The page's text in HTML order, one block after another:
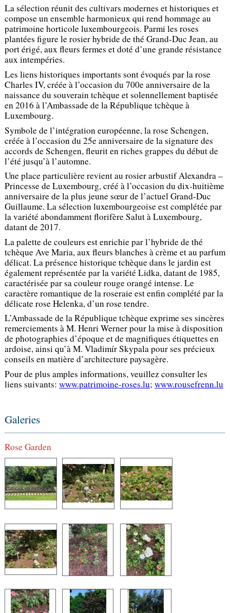
La sélection réunit des cultivars modernes et historiques et
compose un ensemble harmonieux qui rend hommage au
patrimoine horticole luxembourgeois. Parmi les roses
plantées figure le rosier hybride de thé Grand-Duc Jean, au
port érigé, aux fleurs fermes et doté d’une grande résistance
aux intempéries.
Les liens historiques importants sont évoqués par la rose
Charles IV, créée à l’occasion du 700e anniversaire de la
naissance du souverain tchèque et solennellement baptisée
en 2016 à l’Ambassade de la République tchèque à
Luxembourg.
Symbole de l’intégration européenne, la rose Schengen,
créée à l’occasion du 25e anniversaire de la signature des
accords de Schengen, fleurit en riches grappes du début de
l’été jusqu’à l’automne.
Une place particulière revient au rosier arbustif Alexandra –
Princesse de Luxembourg, créé à l’occasion du dix-huitième
anniversaire de la plus jeune sœur de l’actuel Grand-Duc
Guillaume. La sélection luxembourgeoise est complétée par
la variété abondamment florifère Salut à Luxembourg,
datant de 2017.
La palette de couleurs est enrichie par l’hybride de thé
tchèque Ave Maria, aux fleurs blanches à crème et au parfum
délicat. La présence historique tchèque dans le jardin est
également représentée par la variété Lidka, datant de 1985,
caractérisée par sa couleur rouge orangé intense. Le
caractère romantique de la roseraie est enfin complété par la
délicate rose Helenka, d’un rose tendre.
L’Ambassade de la République tchèque exprime ses sincères
remerciements à M. Henri Werner pour la mise à disposition
de photographies d’époque et de magnifiques étiquettes en
ardoise, ainsi qu’à M. Vladimír Skypala pour ses précieux
conseils en matière d’architecture paysagère.
Pour de plus amples informations, veuillez consulter les
liens suivants: www.patrimoine-roses.lu; www.rousefrenn.lu
Galeries
Rose Garden